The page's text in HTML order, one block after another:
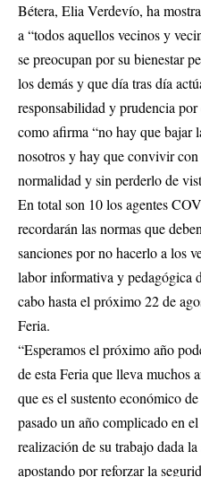
Bétera, Elia Verdevío, ha
a “todos aquellos vecinos y
se preocupan por su bienestar
los demás y que día tras día
responsabilidad y prudencia
como afirma “no hay que bajar
nosotros y hay que convivir
normalidad y sin perderlo de
En total son 10 los agentes
recordarán las normas que
sanciones por no hacerlo a los
labor informativa y pedagógica
cabo hasta el próximo 22 de
Feria.
“Esperamos el próximo año
de esta Feria que lleva muchos
que es el sustento económico
pasado un año complicado en
realización de su trabajo dada
apostando por reforzar la